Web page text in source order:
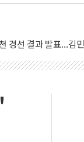
표 후보
결과 발표...김민석
결과 발표...김민석
지작…공습 한계·탄
최대 50㎜ 폭우…강